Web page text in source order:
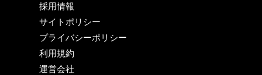
採用情報
サイトポリシー
プライバシーポリシー
利用規約
運営会社